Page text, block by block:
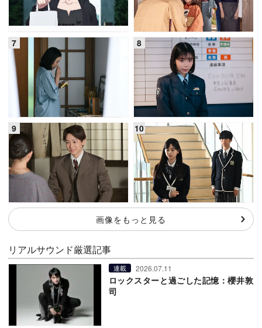
画像をもっと見る
リアルサウンド厳選記事
連載 2026.07.11
ロックスターと過ごした記憶：櫻井敦
司